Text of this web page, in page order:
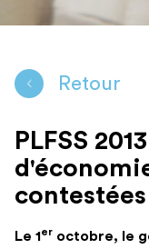
Retour
PLFSS
Le 1er octobre, le